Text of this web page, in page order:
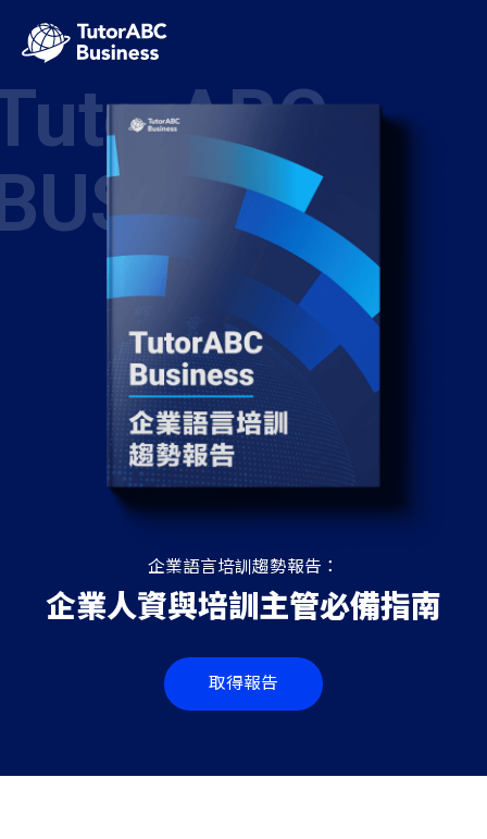
企業語言培訓趨勢報告：
企業人資與培訓主管必備指南
取得報告